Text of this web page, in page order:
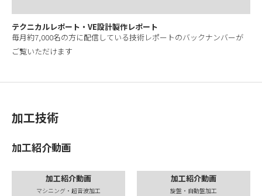
テクニカルレポート・VE設計製作レポート
毎月約7,000名の方に配信している技術レポートのバックナンバーが
ご覧いただけます
加工技術
加工紹介動画
加工紹介動画
マシニング・超音波加工
加工紹介動画
旋盤・自動盤加工